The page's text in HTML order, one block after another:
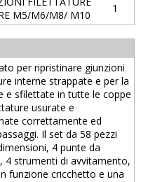
M5/M6/M8/ M10
1
per ripristinare giunzioni
interne strappate e per la
e sfilettate in tutte le coppe
usurate e
correttamente ed
Il set da 58 pezzi
4 punte da
4 strumenti di avvitamento,
funzione cricchetto e una